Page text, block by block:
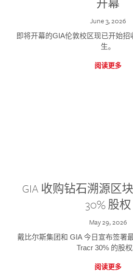
开幕
June 3, 2026
即将开幕的GIA伦敦校区现已开始招
生。
阅读更多
GIA 收购钻石溯源区
30% 股权
May 29, 2026
戴比尔斯集团和 GIA 今日宣布签署
Tracr 30% 的股权
阅读更多